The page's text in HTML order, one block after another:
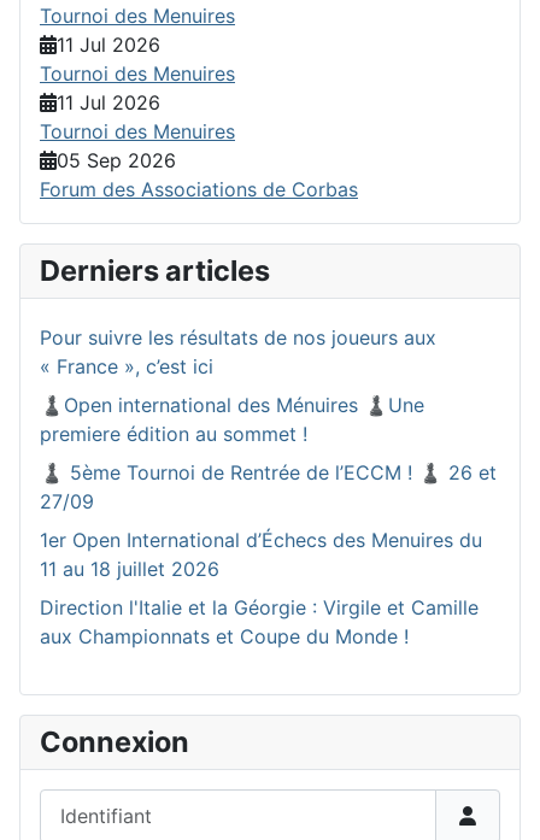
Tournoi des Menuires
11 Jul 2026
Tournoi des Menuires
11 Jul 2026
Tournoi des Menuires
05 Sep 2026
Forum des Associations de Corbas
Derniers articles
Pour suivre les résultats de nos joueurs aux
« France », c’est ici
♟️Open international des Ménuires ♟️Une
premiere édition au sommet !
♟️ 5ème Tournoi de Rentrée de l’ECCM ! ♟️ 26 et
27/09
1er Open International d’Échecs des Menuires du
11 au 18 juillet 2026
Direction l'Italie et la Géorgie : Virgile et Camille
aux Championnats et Coupe du Monde !
Connexion